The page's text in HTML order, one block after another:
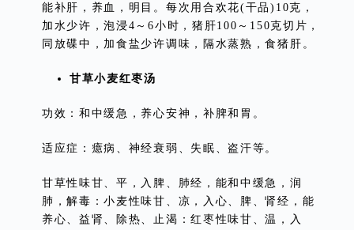
能补肝，养血，明目。每次用合欢花(干品)10克，
加水少许，泡浸4～6小时，猪肝100～150克切片，
同放碟中，加食盐少许调味，隔水蒸熟，食猪肝。
甘草小麦红枣汤
功效：和中缓急，养心安神，补脾和胃。
适应症：癔病、神经衰弱、失眠、盗汗等。
甘草性味甘、平，入脾、肺经，能和中缓急，润
肺，解毒：小麦性味甘、凉，入心、脾、肾经，能
养心、益肾、除热、止渴：红枣性味甘、温，入